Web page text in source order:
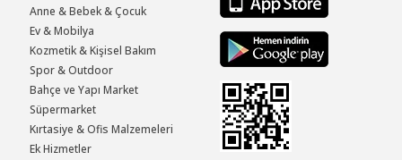
Anne & Bebek & Çocuk
Ev & Mobilya
Kozmetik & Kişisel Bakım
Spor & Outdoor
Bahçe ve Yapı Market
Süpermarket
Kırtasiye & Ofis Malzemeleri
Ek Hizmetler